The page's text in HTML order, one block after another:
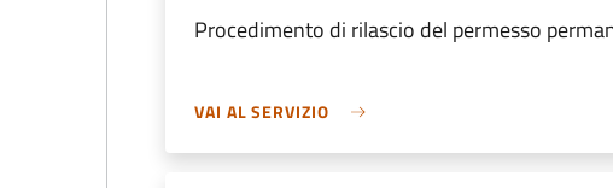
Procedimento di rilascio del permesso
VAI AL SERVIZIO